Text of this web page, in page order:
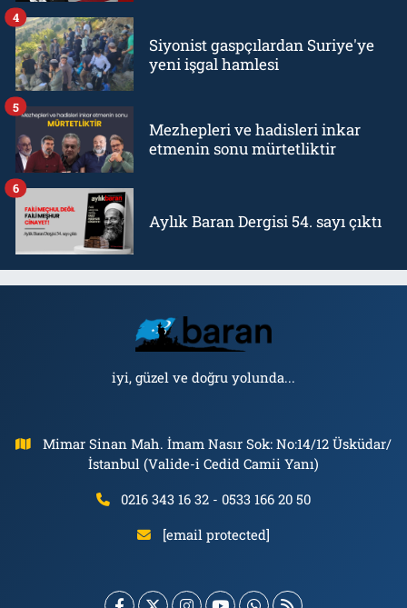
Siyonist gaspçılardan Suriye'ye
yeni işgal hamlesi
4
Mezhepleri ve hadisleri inkar
etmenin sonu mürtetliktir
5
Aylık Baran Dergisi 54. sayı çıktı
6
iyi, güzel ve doğru yolunda...
Mimar Sinan Mah. İmam Nasır Sok: No:14/12 Üsküdar/
İstanbul (Valide-i Cedid Camii Yanı)
0216 343 16 32 - 0533 166 20 50
[email protected]